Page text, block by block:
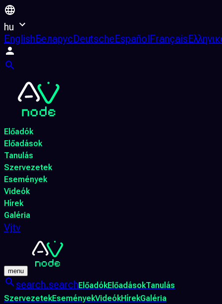
hu
EnglishБеларусDeutscheEspañolFrançais
Előadók
Előadások
Tanulás
Szervezetek
Események
Videók
Hírek
Galéria
Vjtv
menu
search.searchElőadókElőadásokTanulás
SzervezetekEseményekVideókHírekGaléria